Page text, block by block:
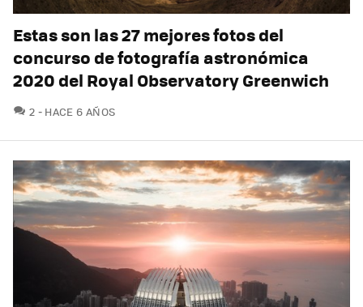
Estas son las 27 mejores fotos del
concurso de fotografía astronómica
2020 del Royal Observatory Greenwich
2 COMENTARIOS
HACE 6 AÑOS